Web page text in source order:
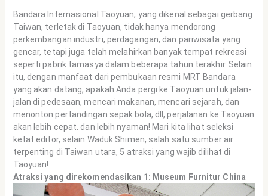
Bandara Internasional Taoyuan, yang dikenal sebagai gerbang
Taiwan, terletak di Taoyuan, tidak hanya mendorong
perkembangan industri, perdagangan, dan pariwisata yang
gencar, tetapi juga telah melahirkan banyak tempat rekreasi
seperti pabrik tamasya dalam beberapa tahun terakhir. Selain
itu, dengan manfaat dari pembukaan resmi MRT Bandara
yang akan datang, apakah Anda pergi ke Taoyuan untuk jalan-
jalan di pedesaan, mencari makanan, mencari sejarah, dan
menonton pertandingan sepak bola, dll, perjalanan ke Taoyuan
akan lebih cepat. dan lebih nyaman! Mari kita lihat seleksi
ketat editor, selain Waduk Shimen, salah satu sumber air
terpenting di Taiwan utara, 5 atraksi yang wajib dilihat di
Taoyuan!
Atraksi yang direkomendasikan 1: Museum Furnitur China